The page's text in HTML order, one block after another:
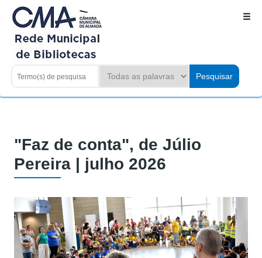
"Faz de conta", de Júlio
Pereira | julho 2026